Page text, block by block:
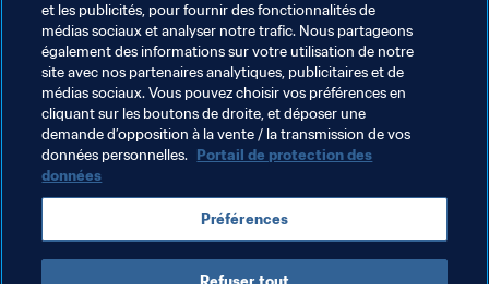
Santé et médical
Initiatives en matière de
formation
et les publicités, pour fournir des fonctionnalités de
médias sociaux et analyser notre trafic. Nous partageons
également des informations sur votre utilisation de notre
site avec nos partenaires analytiques, publicitaires et de
médias sociaux. Vous pouvez choisir vos préférences en
cliquant sur les boutons de droite, et déposer une
demande d’opposition à la vente / la transmission de vos
données personnelles. Portail de protection des
données
Préférences